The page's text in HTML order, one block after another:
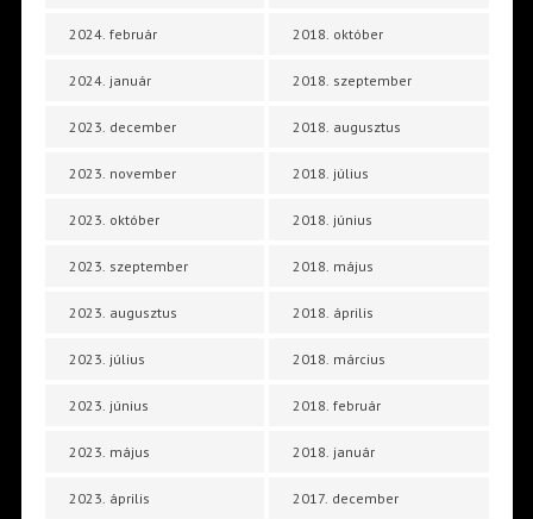
2024. február
2024. január
2023. december
2023. november
2023. október
2023. szeptember
2023. augusztus
2023. július
2023. június
2023. május
2023. április
2018. október
2018. szeptember
2018. augusztus
2018. július
2018. június
2018. május
2018. április
2018. március
2018. február
2018. január
2017. december